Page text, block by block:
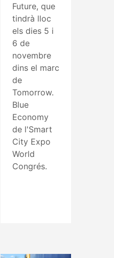
Future, que
tindrà lloc
els dies 5 i
6 de
novembre
dins el marc
de
Tomorrow.
Blue
Economy
de l'Smart
City Expo
World
Congrés.